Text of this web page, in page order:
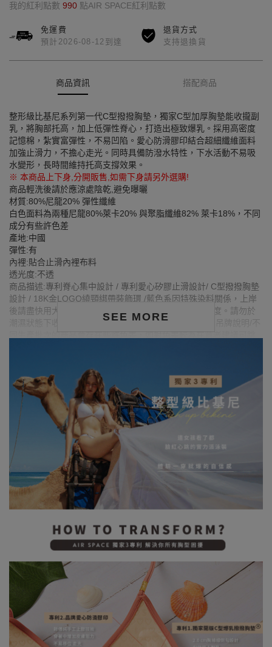
我的紅利點數 990 點AIR SPACE紅利點數
免運費
預計2026-08-12到達
退貨方式
支持退換貨
商品資訊 搭配商品
SEE MORE
整形級比基尼系列第一代C型撥撥胸墊，獨家C型加厚胸墊能收攏副
乳，將胸部托高，加上低彈性脊心，打造出極致爆乳。採用高密度
記憶棉，紮實富彈性，不易凹陷。愛心防滑膠印結合超細纖維面料
加強止滑力，不擔心走光。同時具備防潑水特性，下水活動不易吸
水變形，長時間維持托高支撐效果。
※ 本商品上下身,分開販售,如需下身請另外選購!
商品輕洗後請於應涼處陰乾,避免曝曬
材質:80%尼龍20% 彈性纖維
白色面料為兩種尼龍80%萊卡20% 與聚脂纖維82% 萊卡18%，不同
成分有些許色差
產地:中國
彈性:有
內裡:貼合止滑內裡布料
透光度:不透
商品描述:專利脊心集中設計 / 專利愛心矽膠止滑設計/ C型撥撥胸墊
設計 / 18K金LOGO繞頸綁帶裝飾環 /藍色系因特殊染料關係，上岸
後請盡快用大量清水沖洗後並壓乾，以免影響商品色牢度。請勿於
潮濕狀態下收納，避免泳衣染色/詳細的清潔流程請參考吊牌說明/不
※ 顏色請參考單品圖片較為接近，但因圖檔顏色會因個人電腦螢幕
設定差異略有不同，請以實際商品顏色為準。